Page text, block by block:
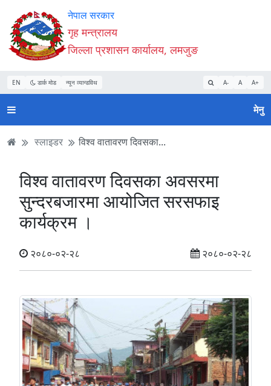
Accessibility
Mode
सुरु
गर्नुहोस्
सामाग्री
पढ्नुहाेस्
नेभिगेसन
पढ्नुहाेस्
वेबसाइट
खोजमा
जानुहोस्
नेपाल सरकार
गृह मन्त्रालय
जिल्ला प्रशासन कार्यालय, लमजुङ
EN डार्क मोड न्यून व्यान्डविथ A- A A+
मेनु
स्लाइडर विश्व वातावरण दिवसका...
विश्व वातावरण दिवसका अवसरमा
सुन्दरबजारमा आयोजित सरसफाइ
कार्यक्रम ।
२०८०-०२-२८ २०८०-०२-२८